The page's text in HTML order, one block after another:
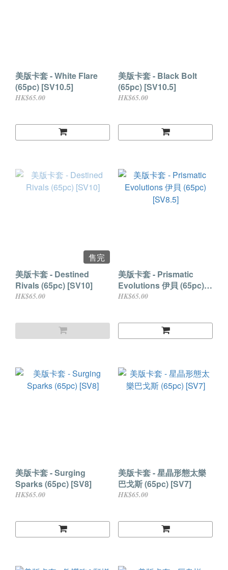
美版卡套 - White Flare
(65pc) [SV10.5]
HK$65.00
美版卡套 - Black Bolt
(65pc) [SV10.5]
HK$65.00
售完
美版卡套 - Destined
Rivals (65pc) [SV10]
HK$65.00
美版卡套 - Prismatic
Evolutions 伊貝 (65pc)
[SV8.5]
HK$65.00
美版卡套 - Surging
Sparks (65pc) [SV8]
HK$65.00
美版卡套 - 星晶形態太樂
巴戈斯 (65pc) [SV7]
HK$65.00